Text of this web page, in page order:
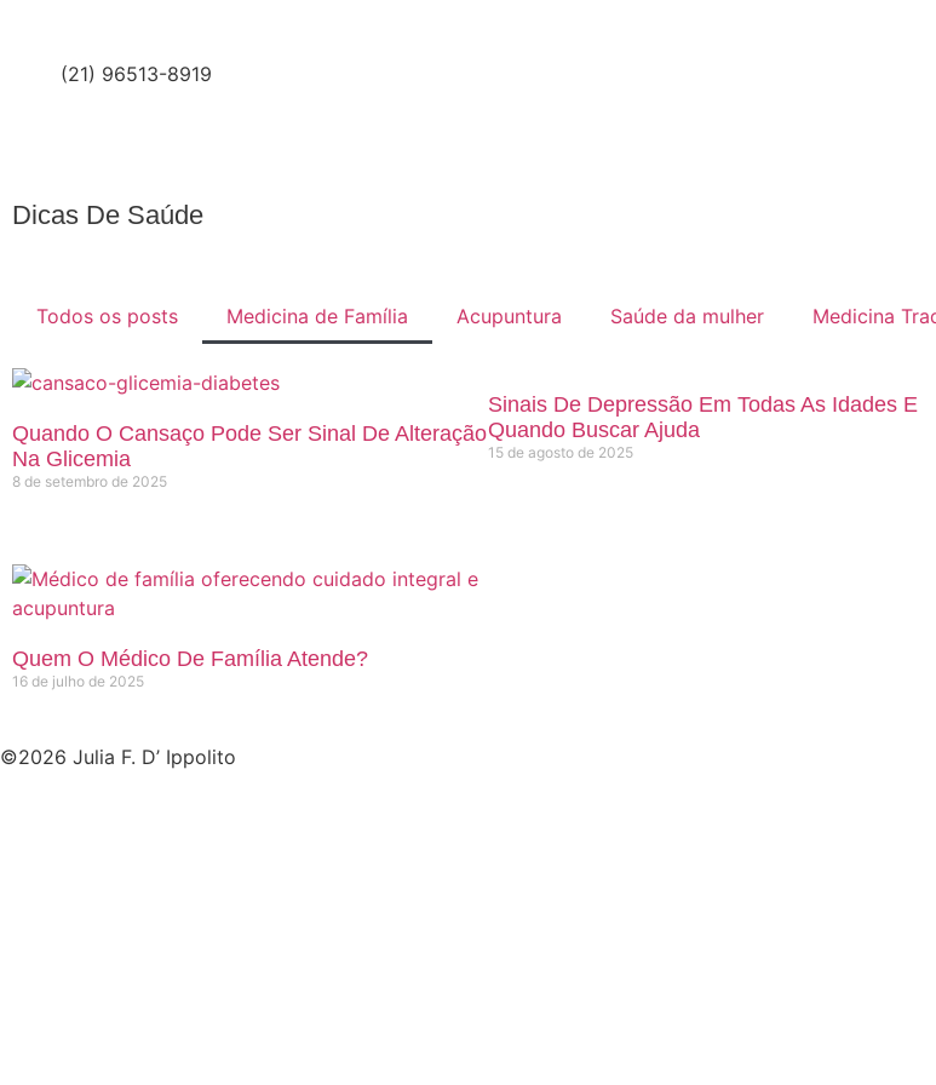
(21) 96513-8919
Dicas De Saúde
Todos os posts Medicina de Família Acupuntura Saúde da mulher Medicina
Quando O Cansaço Pode Ser Sinal De Alteração
Na Glicemia
8 de setembro de 2025
Sinais De Depressão Em Todas As Idades E
Quando Buscar Ajuda
15 de agosto de 2025
Quem O Médico De Família Atende?
16 de julho de 2025
©2026 Julia F. D’ Ippolito